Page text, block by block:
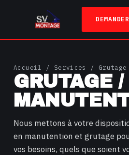
SERVICES
TRAVAUX
A PROPOS
Accueil / Services / Grutage
GRUTAGE /
Nous mettons à votre
en manutention et grutage
vos besoins, quels que soient